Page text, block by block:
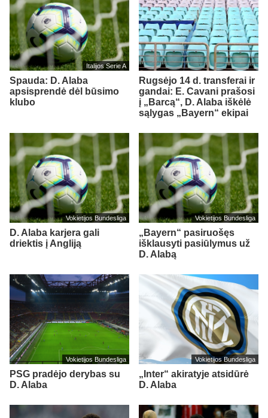
Italijos Serie A
Spauda: D. Alaba
apsisprendė dėl būsimo
klubo
Rugsėjo 14 d. transferai ir
gandai: E. Cavani prašosi
į „Barcą“, D. Alaba iškėlė
sąlygas „Bayern“ ekipai
Vokietijos Bundesliga
D. Alaba karjera gali
driektis į Angliją
Vokietijos Bundesliga
„Bayern“ pasiruošęs
išklausyti pasiūlymus už
D. Alabą
Vokietijos Bundesliga
PSG pradėjo derybas su
D. Alaba
Vokietijos Bundesliga
„Inter“ akiratyje atsidūrė
D. Alaba